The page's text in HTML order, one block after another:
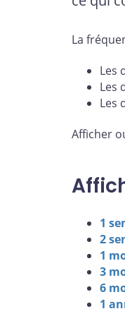
La
Les
Les
Les
Afficher
1
2
1
3
6
1